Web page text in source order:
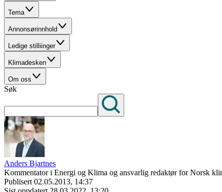
Tema
Annonsørinnhold
Ledige stilliinger
Klimadesken
Om oss
Søk
Anders Bjartnes
Kommentator i Energi og Klima og ansvarlig redaktør for Norsk
Publisert 02.05.2013, 14:37